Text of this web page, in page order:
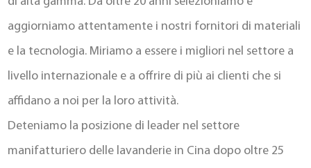
aggiorniamo attentamente i nostri fornitori di materiali
e la tecnologia. Miriamo a essere i migliori nel settore a
livello internazionale e a offrire di più ai clienti che si
affidano a noi per la loro attività.
Deteniamo la posizione di leader nel settore
manifatturiero delle lavanderie in Cina dopo oltre 25